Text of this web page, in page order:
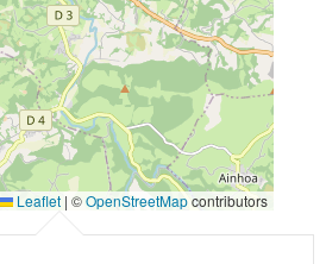
Leaflet | ©OpenStreetMapcontributors